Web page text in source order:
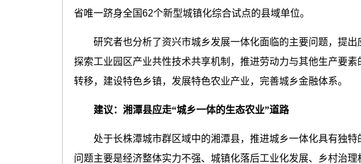
省唯一跻身全国62个新型城镇化综合试点的县域单位。
研究者也分析了资兴市城乡发展一体化面临的主要问题，提出
探索工业园区产业共性技术共享机制，推进劳动力与其他生产要
转移，建设特色乡镇，发展特色农业产业，完善城乡金融体系。
建议：湘潭县应走“城乡一体的生态农业”道路
处于长株潭城市群区域中的湘潭县，推进城乡一体化具有独特
问题主要是经济整体实力不强、城镇化落后工业化发展、乡村治